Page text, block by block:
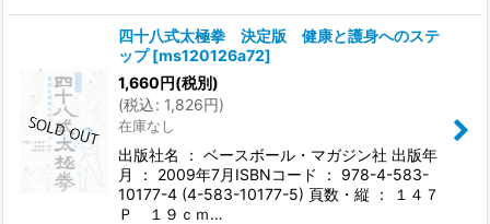
四十八式太極拳 決定版 健康と護身へのステ
ップ [ms120126a72]
1,660円(税別)
(税込: 1,826円)
在庫なし
出版社名 ： ベースボール・マガジン社 出版年
月 ： 2009年7月ISBNコード ： 978-4-583-
10177-4 (4-583-10177-5) 頁数・縦 ： １４７
Ｐ １９ｃｍ…